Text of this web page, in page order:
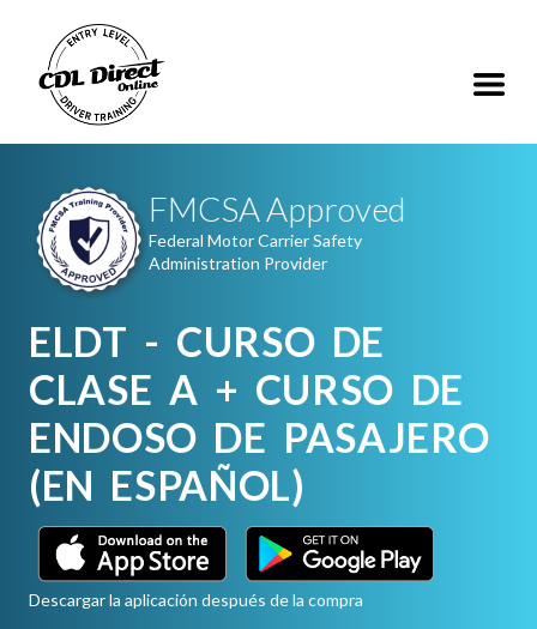
FMCSA Approved
Federal Motor Carrier Safety
Administration Provider
ELDT - CURSO DE
CLASE A + CURSO DE
ENDOSO DE PASAJERO
(EN ESPAÑOL)
Descargar la aplicación después de la compra